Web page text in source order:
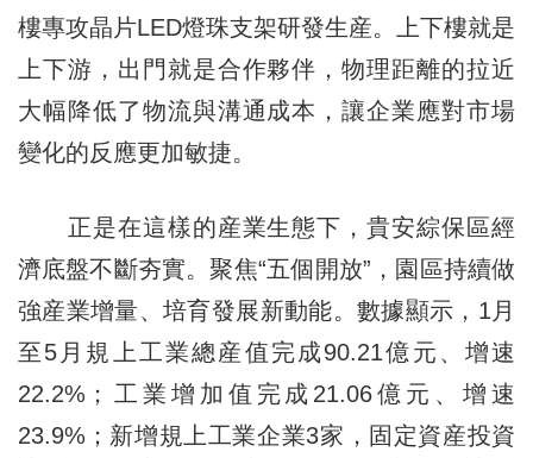
樓專攻晶片LED燈珠支架研發生産。上下樓就是
上下游，出門就是合作夥伴，物理距離的拉近
大幅降低了物流與溝通成本，讓企業應對市場
變化的反應更加敏捷。
正是在這樣的産業生態下，貴安綜保區經
濟底盤不斷夯實。聚焦“五個開放”，園區持續做
強産業增量、培育發展新動能。數據顯示，1月
至5月規上工業總産值完成90.21億元、增速
22.2%；工業增加值完成21.06億元、增速
23.9%；新增規上工業企業3家，固定資産投資